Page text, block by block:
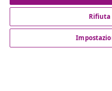
Servizio clienti